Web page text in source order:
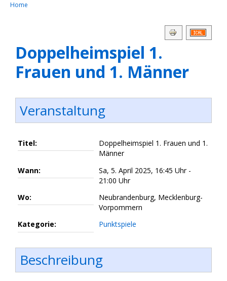
Home
Doppelheimspiel 1.
Frauen und 1. Männer
Veranstaltung
Titel:
Doppelheimspiel 1. Frauen und 1.
Männer
Wann:
Sa, 5. April 2025, 16:45 Uhr-
21:00 Uhr
Wo:
Neubrandenburg, Mecklenburg-
Vorpommern
Kategorie:
Punktspiele
Beschreibung